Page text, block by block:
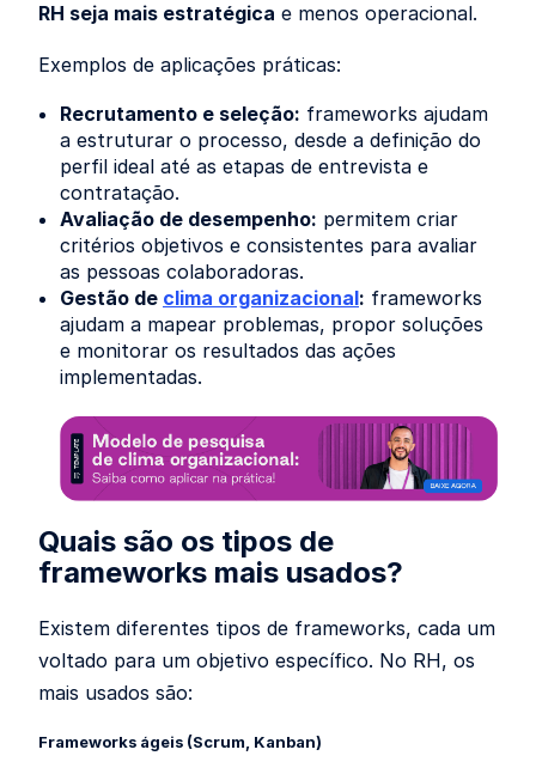
RH seja mais estratégica e menos operacional.
Exemplos de aplicações práticas:
Recrutamento e seleção: frameworks ajudam
a estruturar o processo, desde a definição do
perfil ideal até as etapas de entrevista e
contratação.
Avaliação de desempenho: permitem criar
critérios objetivos e consistentes para avaliar
as pessoas colaboradoras.
Gestão de clima organizacional: frameworks
ajudam a mapear problemas, propor soluções
e monitorar os resultados das ações
implementadas.
Quais são os tipos de
frameworks mais usados?
Existem diferentes tipos de frameworks, cada um
voltado para um objetivo específico. No RH, os
mais usados são:
Frameworks ágeis (Scrum, Kanban)